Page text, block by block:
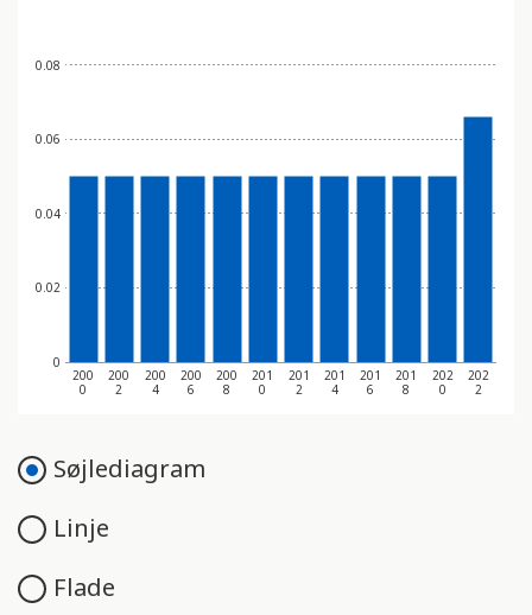
0
0.02
0.04
0.06
0.08
200
0
200
2
200
4
200
6
200
8
201
0
201
2
201
4
201
6
201
8
202
0
202
2
Søjlediagram
Linje
Flade